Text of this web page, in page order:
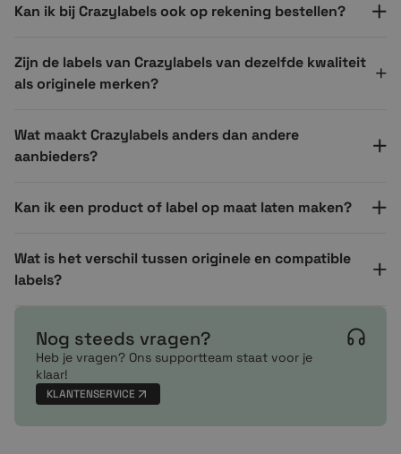
Kan ik bij Crazylabels ook op rekening bestellen?
Zijn de labels van Crazylabels van dezelfde kwaliteit
als originele merken?
Wat maakt Crazylabels anders dan andere
aanbieders?
Kan ik een product of label op maat laten maken?
Wat is het verschil tussen originele en compatible
labels?
Nog steeds vragen?
Heb je vragen? Ons supportteam staat voor je
klaar!
KLANTENSERVICE